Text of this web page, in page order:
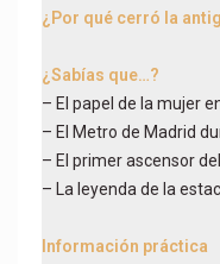
¿Por qué cerró la
¿Sabías que…?
– El papel de la mujer
– El Metro de Madrid
– El primer ascensor
– La leyenda de la
Información práctica